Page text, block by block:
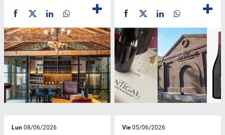
Lun 08/06/2026 Vie05/06/2026